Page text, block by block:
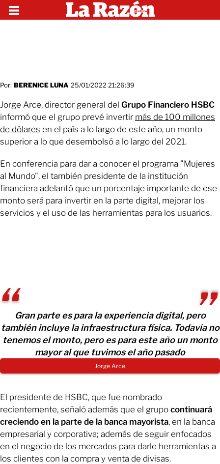
Por: BERENICE LUNA 25/01/2022 21:26:39
Jorge Arce, director general del Grupo Financiero HSBC
informó que el grupo prevé invertir más de 100 millones
de dólares en el país a lo largo de este año, un monto
superior a lo que desembolsó a lo largo del 2021.
En conferencia para dar a conocer el programa "Mujeres
al Mundo", el también presidente de la institución
financiera adelantó que un porcentaje importante de ese
monto será para invertir en la parte digital, mejorar los
servicios y el uso de las herramientas para los usuarios.
Gran parte es para la experiencia digital, pero
también incluye la infraestructura física. Todavía no
tenemos el monto, pero es para este año un monto
mayor al que tuvimos el año pasado
Jorge Arce
El presidente de HSBC, que fue nombrado
recientemente, señaló además que el grupo continuará
creciendo en la parte de la banca mayorista, en la banca
empresarial y corporativa; además de seguir enfocados
en el negocio de los mercados para darle herramientas a
los clientes con la compra y venta de divisas.